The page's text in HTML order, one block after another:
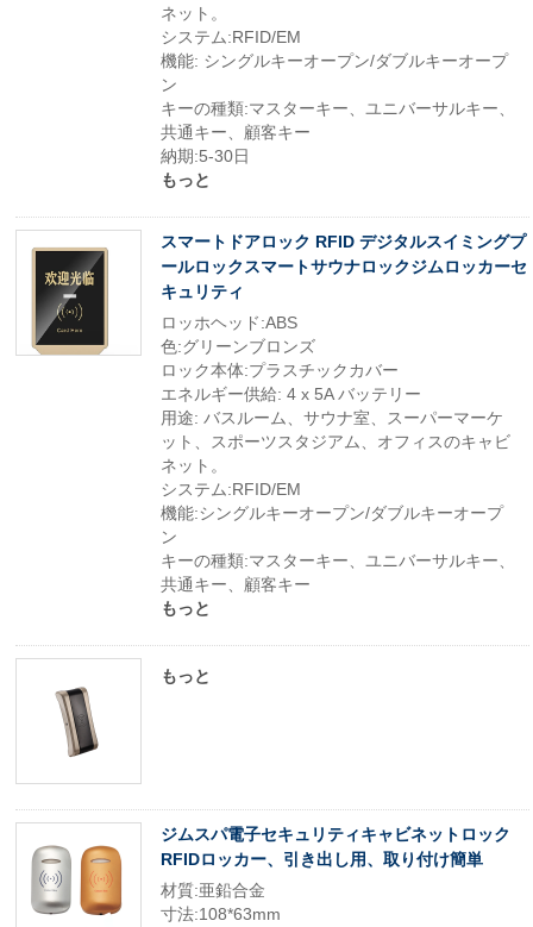
ネット。
システム:RFID/EM
機能: シングルキーオープン/ダブルキーオープ
ン
キーの種類:マスターキー、ユニバーサルキー、
共通キー、顧客キー
納期:5-30日
もっと
スマートドアロック RFID デジタルスイミングプ
ールロックスマートサウナロックジムロッカーセ
キュリティ
ロッホヘッド:ABS
色:グリーンブロンズ
ロック本体:プラスチックカバー
エネルギー供給: 4 x 5A バッテリー
用途: バスルーム、サウナ室、スーパーマーケ
ット、スポーツスタジアム、オフィスのキャビ
ネット。
システム:RFID/EM
機能:シングルキーオープン/ダブルキーオープ
ン
キーの種類:マスターキー、ユニバーサルキー、
共通キー、顧客キー
もっと
もっと
ジムスパ電子セキュリティキャビネットロック
RFIDロッカー、引き出し用、取り付け簡単
材質:亜鉛合金
寸法:108*63mm